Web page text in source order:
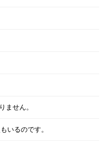
ません。
いるのです。